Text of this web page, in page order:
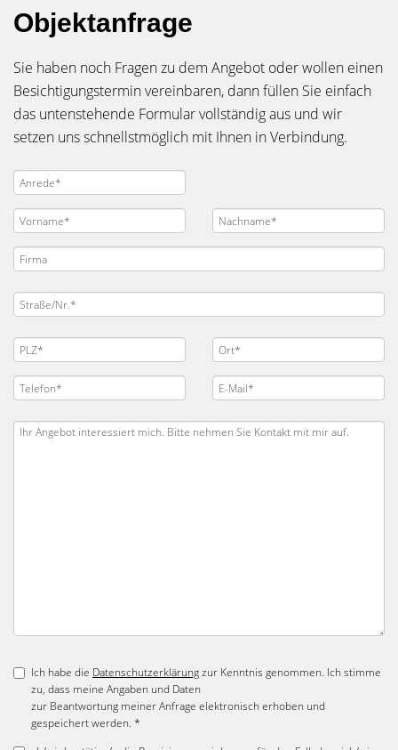
Objektanfrage
Sie haben noch Fragen zu dem Angebot oder wollen einen
Besichtigungstermin vereinbaren, dann füllen Sie einfach
das untenstehende Formular vollständig aus und wir
setzen uns schnellstmöglich mit Ihnen in Verbindung.
Ich habe die Datenschutzerklärungzur Kenntnis genommen. Ich stimme
zu, dass meine Angaben und Daten
zur Beantwortung meiner Anfrage elektronisch erhoben und
gespeichert werden. *